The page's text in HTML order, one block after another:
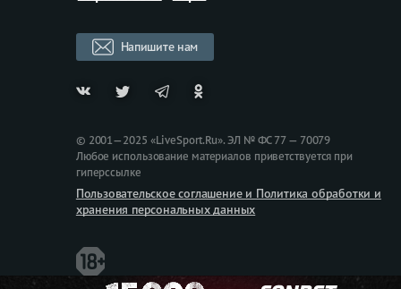
Напишите нам
© 2001—2025 «LiveSport.Ru». ЭЛ № ФС 77 — 70079
Любое использование материалов приветствуется при
гиперссылке
Пользовательское соглашение и Политика обработки и
хранения персональных данных